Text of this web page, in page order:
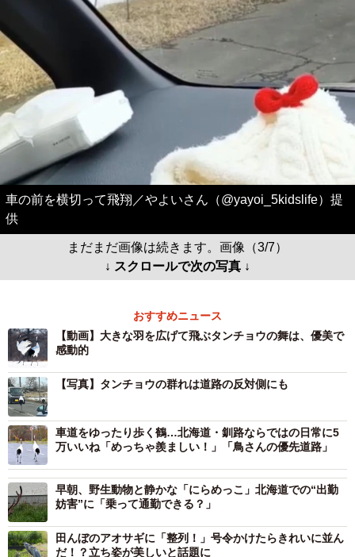
車の前を横切って飛翔／やよいさん（@yayoi_5kidslife）提
供
まだまだ画像は続きます。画像（3/7）
↓ スクロールで次の写真 ↓
おすすめニュース
【動画】大きな羽を広げて飛ぶタンチョウの舞は、優美で
感動的
【写真】タンチョウの群れは道路の反対側にも
車道をゆったり歩く鶴…北海道・釧路ならではの日常に5
万いいね「めっちゃ羨ましい！」「鳥さんの優先道路」
早朝、野生動物と静かな「にらめっこ」北海道での“出勤
妨害”に「乗って通勤できる？」
田んぼのアオサギに「整列！」号令かけたらきれいに並ん
だ！？立ち姿が美しいと話題に